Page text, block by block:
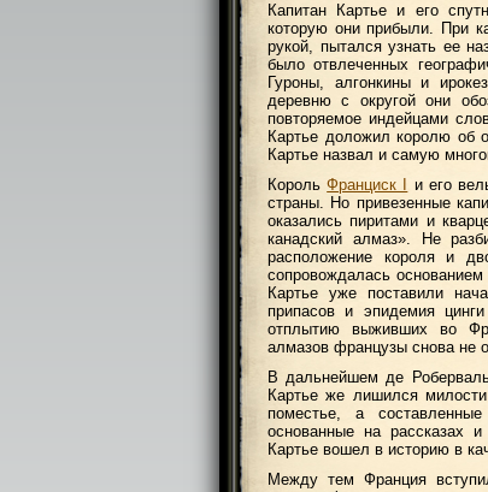
Капитан Картье и его
которую они прибыли. При
рукой, пытался узнать ее
было отвлеченных
Гуроны, алгонкины и
деревню с округой они
повторяемое индейцами
Картье доложил королю об
Картье назвал и самую
КорольФранциск I
и его
страны. Но привезенные
оказались пиритами и
канадский алмаз». Не
расположение короля и
сопровождалась
Картье уже поставили
припасов и эпидемия
отплытию выживших во
алмазов французы снова не
В дальнейшем де
Картье же лишился
поместье, а
основанные на рассказах
Картье вошел в историю в
Между тем Франция